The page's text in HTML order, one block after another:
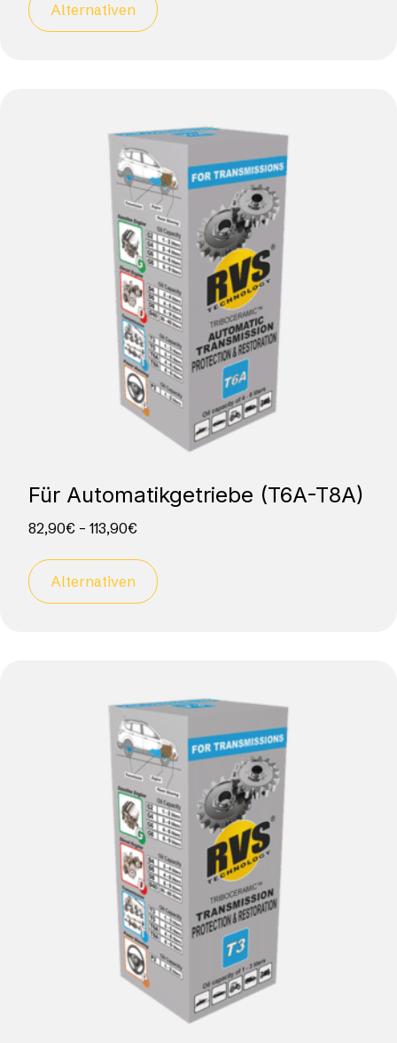
Alternativen
Für Automatikgetriebe (T6A-T8A)
82,90€ – 113,90€
Alternativen